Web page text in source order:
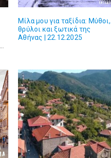
Μίλα μου για ταξίδια: Μύθοι,
θρύλοι και ξωτικά της
Αθήνας | 22.12.2025